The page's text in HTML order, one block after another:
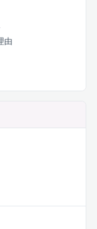
由